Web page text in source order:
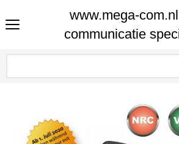
www.mega-
communicatie